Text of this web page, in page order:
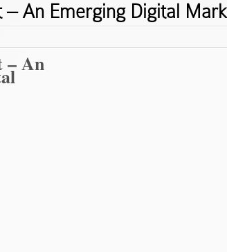
– An Emerging Digital
– An